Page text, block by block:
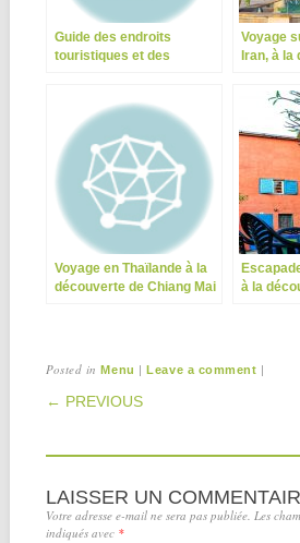
Guide des endroits
touristiques et des
Voyage
Iran, à la
Voyage en Thaïlande à la
découverte de Chiang Mai
à la
Posted inMenu |Leave a comment |
POST
← PREVIOUS
LAISSER UN
Votre adresse e-mail ne sera pas publiée. Les
indiqués avec *